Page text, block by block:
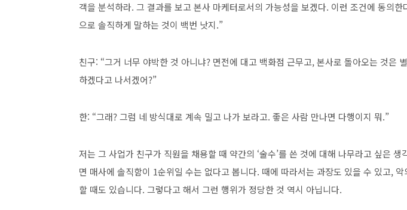
객을 분석하라. 그 결과를 보고 본사 마케터로서의 가능성을 보겠다. 이런 조건에 동의한
으로 솔직하게 말하는 것이 백번 낫지.”
친구: “그거 너무 야박한 것 아니냐? 면전에 대고 백화점 근무고, 본사로 돌아오는 것은
하겠다고 나서겠어?”
한: “그래? 그럼 네 방식대로 계속 밀고 나가 보라고. 좋은 사람 만나면 다행이지 뭐.”
저는 그 사업가 친구가 직원을 채용할 때 약간의 ‘술수’를 쓴 것에 대해 나무라고 싶은
면 매사에 솔직함이 1순위일 수는 없다고 봅니다. 때에 따라서는 과장도 있을 수 있고,
할 때도 있습니다. 그렇다고 해서 그런 행위가 정당한 것 역시 아닙니다.